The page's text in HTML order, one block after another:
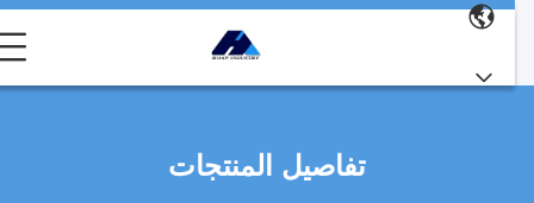
تفاصيل المنتجات